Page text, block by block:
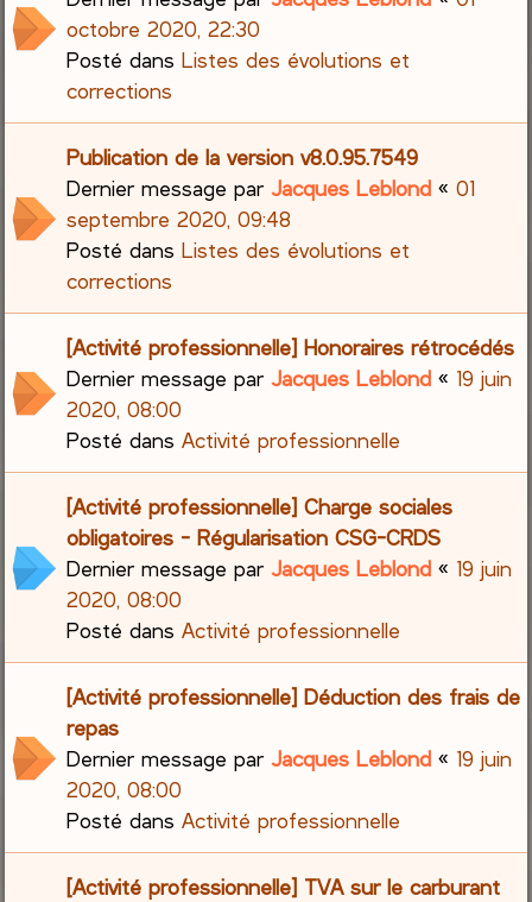
octobre 2020, 22:30
Posté dansListes des évolutions et
corrections
Publication de la version v8.0.95.7549
Dernier message parJacques Leblond «01
septembre 2020, 09:48
Posté dansListes des évolutions et
corrections
[Activité professionnelle] Honoraires rétrocédés
Dernier message parJacques Leblond « 19 juin
2020, 08:00
Posté dansActivité professionnelle
[Activité professionnelle] Charge sociales
obligatoires - Régularisation CSG-CRDS
Dernier message parJacques Leblond « 19 juin
2020, 08:00
Posté dansActivité professionnelle
[Activité professionnelle] Déduction des frais de
repas
Dernier message parJacques Leblond « 19 juin
2020, 08:00
Posté dansActivité professionnelle
[Activité professionnelle] TVA sur le carburant